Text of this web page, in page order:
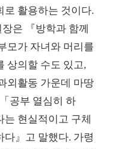
로 활용하는 것이다.
은 『방학과 함께
모가 자녀와 머리를
상의할 수도 있고,
외활동 가운데 마땅
공부 열심히 하
는 현실적이고 구체
다』고 말했다. 가령